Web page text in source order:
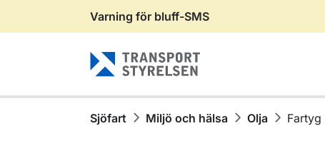
Gå till sidans innehåll
Varning för bluff-SMS
Sjöfart Miljö och hälsa Olja